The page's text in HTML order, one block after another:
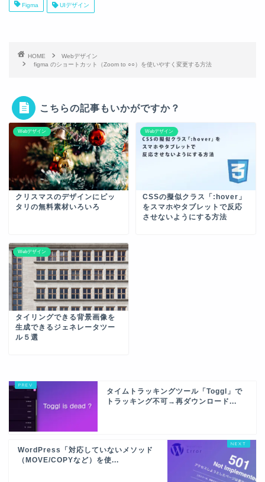
Figma UIデザイン
HOME
Webデザイン
figma のショートカット（Zoom to ○○）を使いやすく変更する方法
こちらの記事もいかがですか？
Webデザイン
クリスマスのデザインにピッ
タリの無料素材いろいろ
Webデザイン
CSSの擬似クラス「:hover」
をスマホやタブレットで反応
させないようにする方法
Webデザイン
タイリングできる背景画像を
生成できるジェネレータツー
ル５選
タイムトラッキングツール「Toggl」で
トラッキング不可→再ダウンロード...
WordPress「対応していないメソッド
（MOVE/COPYなど）を使...